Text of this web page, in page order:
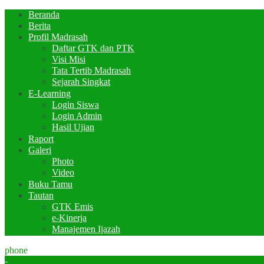
Beranda
Berita
Profil Madrasah
Daftar GTK dan PTK
Visi Misi
Tata Tertib Madrasah
Sejarah Singkat
E-Learning
Login Siswa
Login Admin
Hasil Ujian
Raport
Galeri
Photo
Video
Buku Tamu
Tautan
GTK Emis
e-Kinerja
Manajemen Ijazah
phone
-